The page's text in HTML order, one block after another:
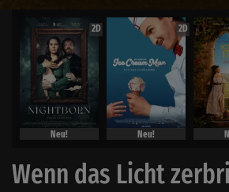
2D
Neu!
2D
Neu!
Wenn das Licht